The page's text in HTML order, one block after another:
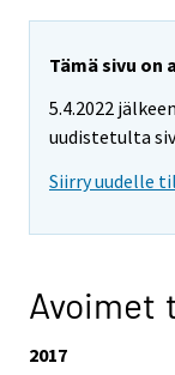
Tämä sivu on
5.4.2022
uudistetulta
Siirry uudelle
Avoimet
2017